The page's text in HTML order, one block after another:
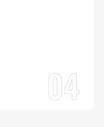
04